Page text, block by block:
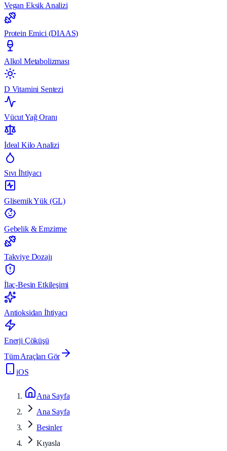
Vegan Eksik Analizi
Protein Emici (DIAAS)
Alkol Metabolizması
D Vitamini Sentezi
Vücut Yağ Oranı
İdeal Kilo Analizi
Sıvı İhtiyacı
Glisemik Yük (GL)
Gebelik & Emzirme
Takviye Dozajı
İlaç-Besin Etkileşimi
Antioksidan İhtiyacı
Enerji Çöküşü
Tüm Araçları Gör
iOS
Ana Sayfa
Ana Sayfa
Besinler
Kıyasla